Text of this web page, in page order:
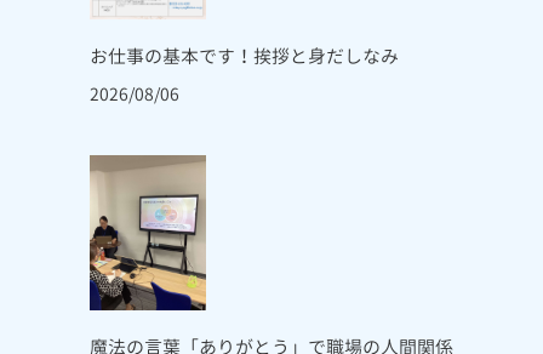
お仕事の基本です！挨拶と身だしなみ
2026/08/06
魔法の言葉「ありがとう」で職場の人間関係